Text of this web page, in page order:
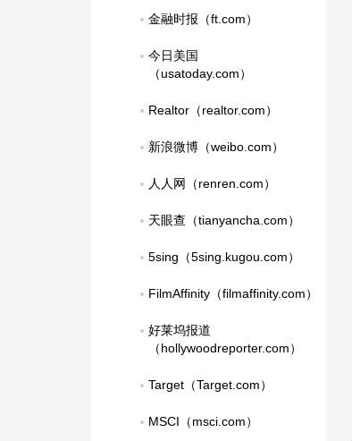
金融时报（ft.com）
今日美国
（usatoday.com）
Realtor（realtor.com）
新浪微博（weibo.com）
人人网（renren.com）
天眼查（tianyancha.com）
5sing（5sing.kugou.com）
FilmAffinity（filmaffinity.com）
好莱坞报道
（hollywoodreporter.com）
Target（Target.com）
MSCI（msci.com）